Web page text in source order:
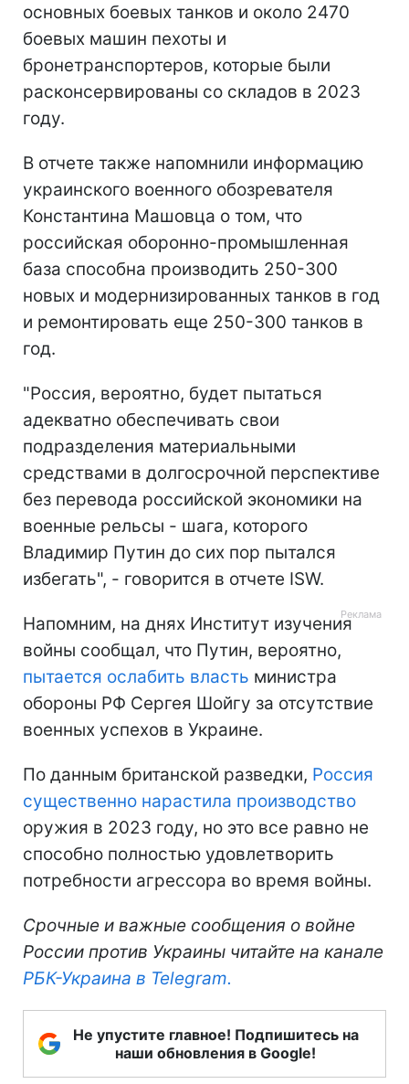
основных боевых танков и около 2470
боевых машин пехоты и
бронетранспортеров, которые были
расконсервированы со складов в 2023
году.
В отчете также напомнили информацию
украинского военного обозревателя
Константина Машовца о том, что
российская оборонно-промышленная
база способна производить 250-300
новых и модернизированных танков в год
и ремонтировать еще 250-300 танков в
год.
"Россия, вероятно, будет пытаться
адекватно обеспечивать свои
подразделения материальными
средствами в долгосрочной перспективе
без перевода российской экономики на
военные рельсы - шага, которого
Владимир Путин до сих пор пытался
избегать", - говорится в отчете ISW.
Напомним, на днях Институт изучения
войны сообщал, что Путин, вероятно,
пытается ослабить власть министра
обороны РФ Сергея Шойгу за отсутствие
военных успехов в Украине.
По данным британской разведки, Россия
существенно нарастила производство
оружия в 2023 году, но это все равно не
способно полностью удовлетворить
потребности агрессора во время войны.
Срочные и важные сообщения о войне
России против Украины читайте на канале
РБК-Украина в Telegram.
Не упустите главное! Подпишитесь на
наши обновления в Google!